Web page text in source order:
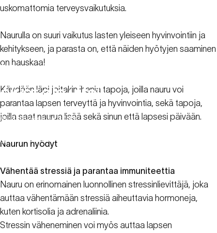
Naurun
eivätolevitsi!
14. lokakuuta 2022
Perheen resurssit
uskomattomia terveysvaikutuksia.
Naurulla on suuri vaikutus lasten yleiseen hyvinvointiin ja
kehitykseen, ja parasta on, että näiden hyötyjen saaminen
on hauskaa!
Käydään läpi joitakin ihania tapoja, joilla nauru voi
parantaa lapsen terveyttä ja hyvinvointia, sekä tapoja,
joilla saat naurua lisää sekä sinun että lapsesi päivään.
Naurun hyödyt
Vähentää stressiä ja parantaa immuniteettia
Nauru on erinomainen luonnollinen stressinlievittäjä, joka
auttaa vähentämään stressiä aiheuttavia hormoneja,
kuten kortisolia ja adrenaliinia.
Stressin väheneminen voi myös auttaa lapsen